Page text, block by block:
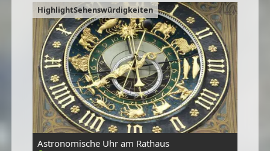
HighlightSehenswürdigkeiten
Astronomische Uhr am Rathaus